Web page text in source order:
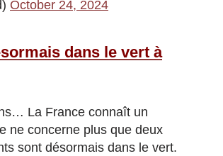
October 24, 2024
dans le vert à
La France connaît un
ne concerne plus que deux
sont désormais dans le vert.